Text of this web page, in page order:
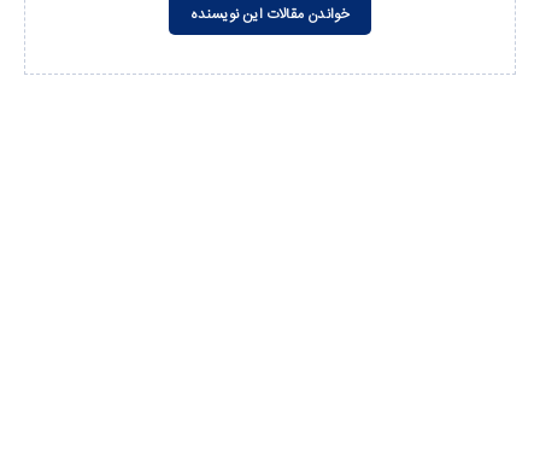
خواندن مقالات این نویسنده